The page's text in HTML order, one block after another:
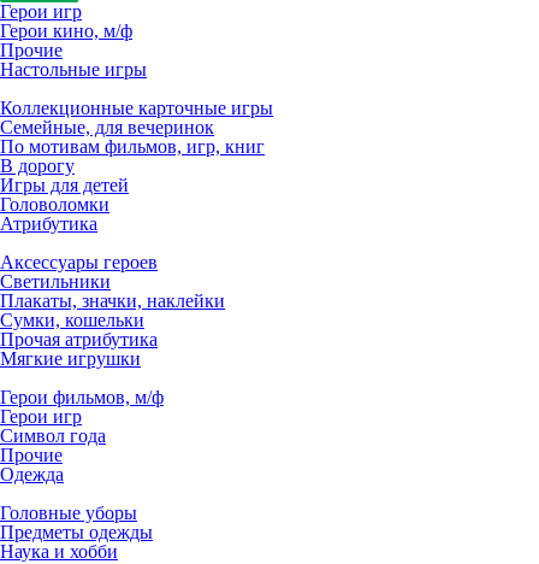
Герои игр
Герои кино, м/ф
Прочие
Настольные игры
Коллекционные карточные игры
Семейные, для вечеринок
По мотивам фильмов, игр, книг
В дорогу
Игры для детей
Головоломки
Атрибутика
Аксессуары героев
Светильники
Плакаты, значки, наклейки
Сумки, кошельки
Прочая атрибутика
Мягкие игрушки
Герои фильмов, м/ф
Герои игр
Символ года
Прочие
Одежда
Головные уборы
Предметы одежды
Наука и хобби